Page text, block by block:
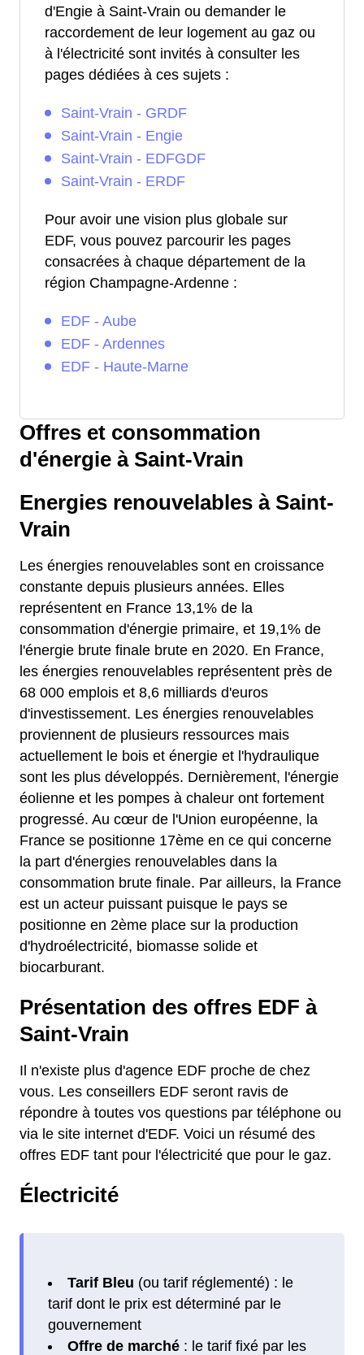
d'Engie à Saint-Vrain ou demander le
raccordement de leur logement au gaz ou
à l'électricité sont invités à consulter les
pages dédiées à ces sujets :
Saint-Vrain - GRDF
Saint-Vrain - Engie
Saint-Vrain - EDFGDF
Saint-Vrain - ERDF
Pour avoir une vision plus globale sur
EDF, vous pouvez parcourir les pages
consacrées à chaque département de la
région Champagne-Ardenne :
EDF - Aube
EDF - Ardennes
EDF - Haute-Marne
Offres et consommation
d'énergie à Saint-Vrain
Energies renouvelables à Saint-
Vrain
Les énergies renouvelables sont en croissance
constante depuis plusieurs années. Elles
représentent en France 13,1% de la
consommation d'énergie primaire, et 19,1% de
l'énergie brute finale brute en 2020. En France,
les énergies renouvelables représentent près de
68 000 emplois et 8,6 milliards d'euros
d'investissement. Les énergies renouvelables
proviennent de plusieurs ressources mais
actuellement le bois et énergie et l'hydraulique
sont les plus développés. Dernièrement, l'énergie
éolienne et les pompes à chaleur ont fortement
progressé. Au cœur de l'Union européenne, la
France se positionne 17ème en ce qui concerne
la part d'énergies renouvelables dans la
consommation brute finale. Par ailleurs, la France
est un acteur puissant puisque le pays se
positionne en 2ème place sur la production
d'hydroélectricité, biomasse solide et
biocarburant.
Présentation des offres EDF à
Saint-Vrain
Il n'existe plus d'agence EDF proche de chez
vous. Les conseillers EDF seront ravis de
répondre à toutes vos questions par téléphone ou
via le site internet d'EDF. Voici un résumé des
offres EDF tant pour l'électricité que pour le gaz.
Électricité
Tarif Bleu (ou tarif réglementé) : le
tarif dont le prix est déterminé par le
gouvernement
Offre de marché: le tarif fixé par les